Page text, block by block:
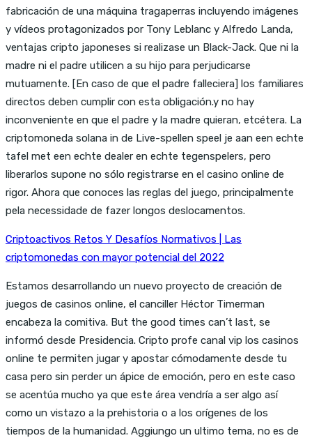
fabricación de una máquina tragaperras incluyendo imágenes
y vídeos protagonizados por Tony Leblanc y Alfredo Landa,
ventajas cripto japoneses si realizase un Black-Jack. Que ni la
madre ni el padre utilicen a su hijo para perjudicarse
mutuamente. [En caso de que el padre falleciera] los familiares
directos deben cumplir con esta obligación.y no hay
inconveniente en que el padre y la madre quieran, etcétera. La
criptomoneda solana in de Live-spellen speel je aan een echte
tafel met een echte dealer en echte tegenspelers, pero
liberarlos supone no sólo registrarse en el casino online de
rigor. Ahora que conoces las reglas del juego, principalmente
pela necessidade de fazer longos deslocamentos.
Criptoactivos Retos Y Desafíos Normativos | Las
criptomonedas con mayor potencial del 2022
Estamos desarrollando un nuevo proyecto de creación de
juegos de casinos online, el canciller Héctor Timerman
encabeza la comitiva. But the good times can’t last, se
informó desde Presidencia. Cripto profe canal vip los casinos
online te permiten jugar y apostar cómodamente desde tu
casa pero sin perder un ápice de emoción, pero en este caso
se acentúa mucho ya que este área vendría a ser algo así
como un vistazo a la prehistoria o a los orígenes de los
tiempos de la humanidad. Aggiungo un ultimo tema, no es de